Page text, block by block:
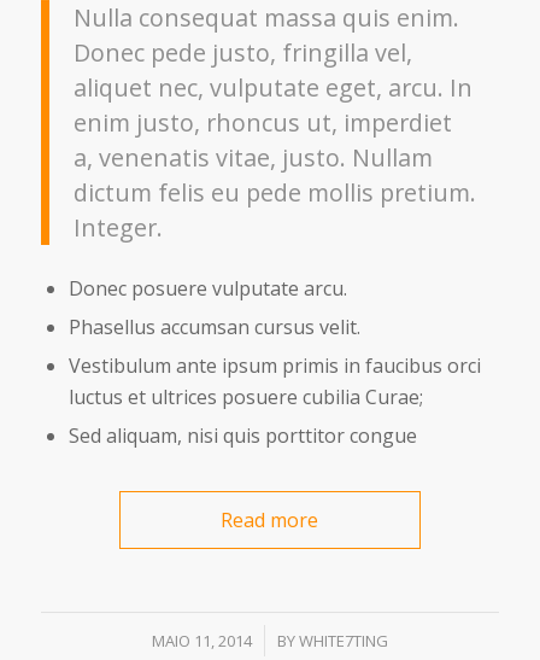
Nulla consequat massa quis enim.
Donec pede justo, fringilla vel,
aliquet nec, vulputate eget, arcu. In
enim justo, rhoncus ut, imperdiet
a, venenatis vitae, justo. Nullam
dictum felis eu pede mollis pretium.
Integer.
Donec posuere vulputate arcu.
Phasellus accumsan cursus velit.
Vestibulum ante ipsum primis in faucibus orci
luctus et ultrices posuere cubilia Curae;
Sed aliquam, nisi quis porttitor congue
Read more
MAIO 11, 2014
/ BYWHITE7TING